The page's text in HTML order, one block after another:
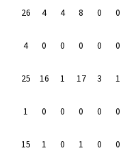
26 4 4 8 0 0
4 0 0 0 0 0
25 16 1 17 3 1
1 0 0 0 0 0
15 1 0 1 0 0